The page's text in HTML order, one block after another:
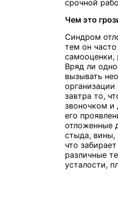
срочной
Чем это
Синдром
тем он
самооценки,
Вряд ли
вызывать
завтра то,
звоночком и
его
отложенные
стыда, вины,
что
различные
усталости,